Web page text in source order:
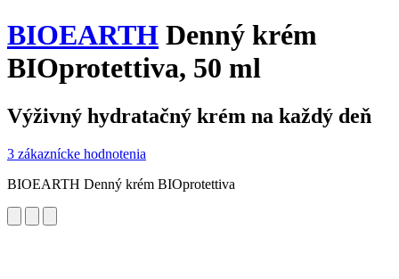
BIOEARTH Denný krém
BIOprotettiva, 50 ml
Výživný hydratačný krém na každý deň
3 zákaznícke hodnotenia
BIOEARTH Denný krém BIOprotettiva